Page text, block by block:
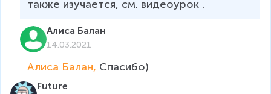
также изучается, см. видеоурок .
Алиса Балан
14.03.2021
Алиса Балан, Спасибо)
Future